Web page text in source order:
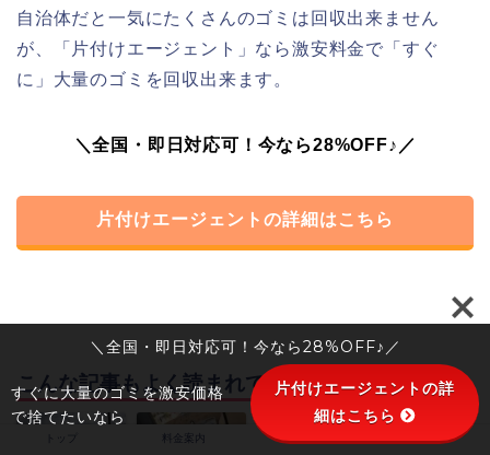
自治体だと一気にたくさんのゴミは回収出来ません
が、「片付けエージェント」なら激安料金で「すぐ
に」大量のゴミを回収出来ます。
＼全国・即日対応可！今なら28%OFF♪／
片付けエージェントの詳細はこちら
こんな記事もよく読まれています
料金案内 会社概要 お客様の声
＼全国・即日対応可！今なら28%OFF♪／
すぐに大量のゴミを激安価格
で捨てたいなら
片付けエージェントの詳
細はこちら